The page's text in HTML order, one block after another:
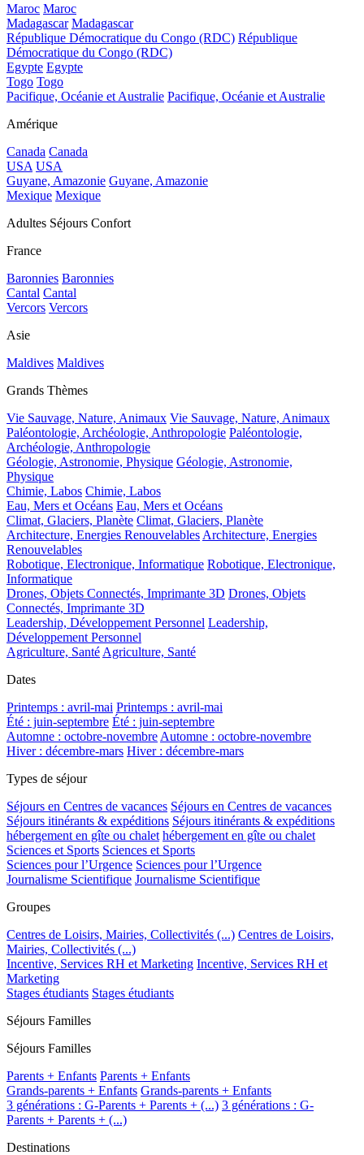
Maroc Maroc
Madagascar Madagascar
République Démocratique du Congo (RDC) République
Démocratique du Congo (RDC)
Egypte Egypte
Togo Togo
Pacifique, Océanie et Australie Pacifique, Océanie et Australie
Amérique
Canada Canada
USA USA
Guyane, Amazonie Guyane, Amazonie
Mexique Mexique
Adultes Séjours Confort
France
Baronnies Baronnies
Cantal Cantal
Vercors Vercors
Asie
Maldives Maldives
Grands Thèmes
Vie Sauvage, Nature, Animaux Vie Sauvage, Nature, Animaux
Paléontologie, Archéologie, Anthropologie Paléontologie,
Archéologie, Anthropologie
Géologie, Astronomie, Physique Géologie, Astronomie,
Physique
Chimie, Labos Chimie, Labos
Eau, Mers et Océans Eau, Mers et Océans
Climat, Glaciers, Planète Climat, Glaciers, Planète
Architecture, Energies Renouvelables Architecture, Energies
Renouvelables
Robotique, Electronique, Informatique Robotique, Electronique,
Informatique
Drones, Objets Connectés, Imprimante 3D Drones, Objets
Connectés, Imprimante 3D
Leadership, Développement Personnel Leadership,
Développement Personnel
Agriculture, Santé Agriculture, Santé
Dates
Printemps : avril-mai Printemps : avril-mai
Été : juin-septembre Été : juin-septembre
Automne : octobre-novembre Automne : octobre-novembre
Hiver : décembre-mars Hiver : décembre-mars
Types de séjour
Séjours en Centres de vacances Séjours en Centres de vacances
Séjours itinérants & expéditions Séjours itinérants & expéditions
hébergement en gîte ou chalet hébergement en gîte ou chalet
Sciences et Sports Sciences et Sports
Sciences pour l’Urgence Sciences pour l’Urgence
Journalisme Scientifique Journalisme Scientifique
Groupes
Centres de Loisirs, Mairies, Collectivités (...) Centres de Loisirs,
Mairies, Collectivités (...)
Incentive, Services RH et Marketing Incentive, Services RH et
Marketing
Stages étudiants Stages étudiants
Séjours Familles
Séjours Familles
Parents + Enfants Parents + Enfants
Grands-parents + Enfants Grands-parents + Enfants
3 générations : G-Parents + Parents + (...) 3 générations : G-
Parents + Parents + (...)
Destinations